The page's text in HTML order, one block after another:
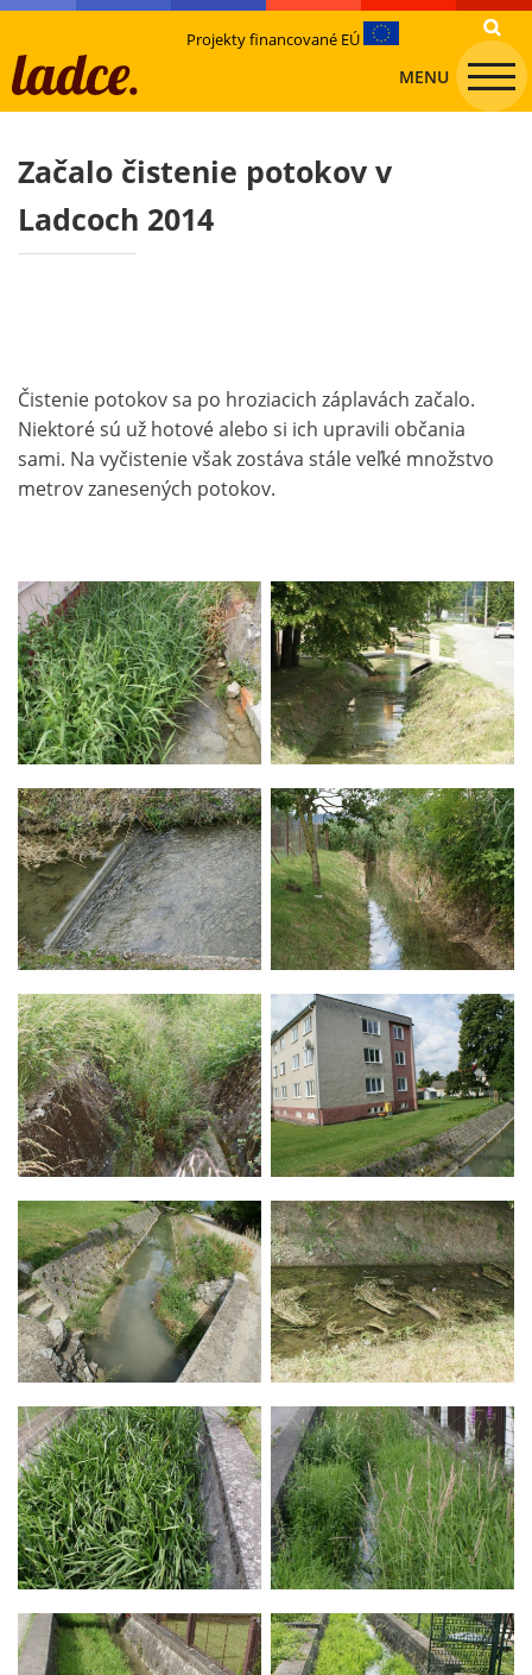
Projekty financované EÚ
MENU
Začalo čistenie potokov v
Ladcoch 2014
Čistenie potokov sa po hroziacich záplavách začalo.
Niektoré sú už hotové alebo si ich upravili občania
sami. Na vyčistenie však zostáva stále veľké množstvo
metrov zanesených potokov.